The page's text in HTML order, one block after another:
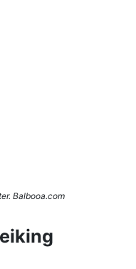
Balbooa.com